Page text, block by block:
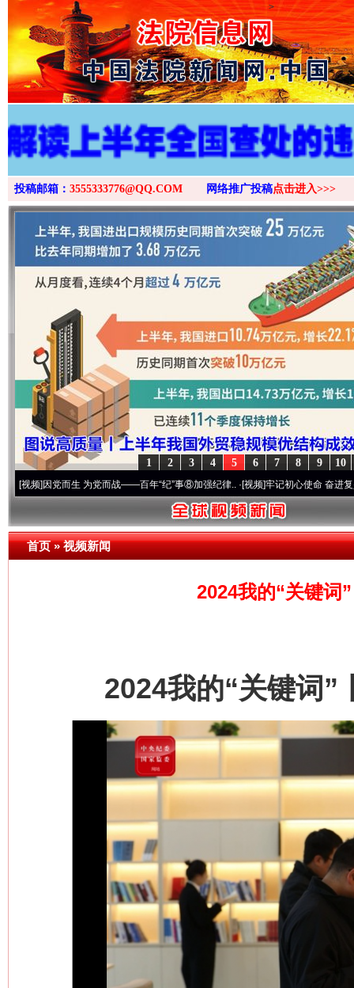
>
投稿邮箱： 3555333776@QQ.COM 网络推广投稿点击进入>>>
10
9
8
7
6
5
4
3
2
1
而生 为党而战——百年“纪”事⑧加强纪律..·[视频]牢记初心使命 奋进复兴征程丨“转
首页»视频新闻
2024我的“关键词
2024我的“关键词”